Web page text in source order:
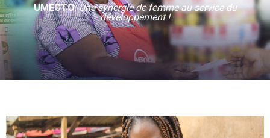
UMECTO,Une synergie de femme au service du
développement !